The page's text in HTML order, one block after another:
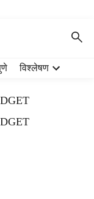
विश्लेषण